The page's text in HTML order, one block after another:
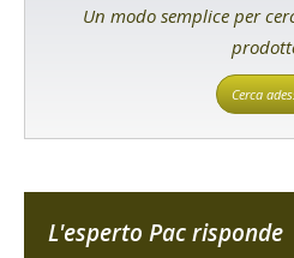
Un modo semplice per
Cerca
L'esperto Pac risponde